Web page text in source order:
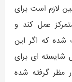
لازم است برای
عمل کند و
شده که اگر این
شایسته ای برای
مظر گرفته شده